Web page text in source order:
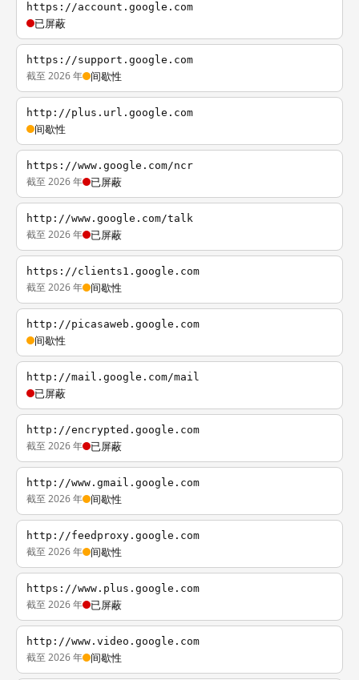
https://account.google.com
已屏蔽
https://support.google.com
截至 2026 年 间歇性
http://plus.url.google.com
间歇性
https://www.google.com/ncr
截至 2026 年 已屏蔽
http://www.google.com/talk
截至 2026 年 已屏蔽
https://clients1.google.com
截至 2026 年 间歇性
http://picasaweb.google.com
间歇性
http://mail.google.com/mail
已屏蔽
http://encrypted.google.com
截至 2026 年 已屏蔽
http://www.gmail.google.com
截至 2026 年 间歇性
http://feedproxy.google.com
截至 2026 年 间歇性
https://www.plus.google.com
截至 2026 年 已屏蔽
http://www.video.google.com
截至 2026 年 间歇性